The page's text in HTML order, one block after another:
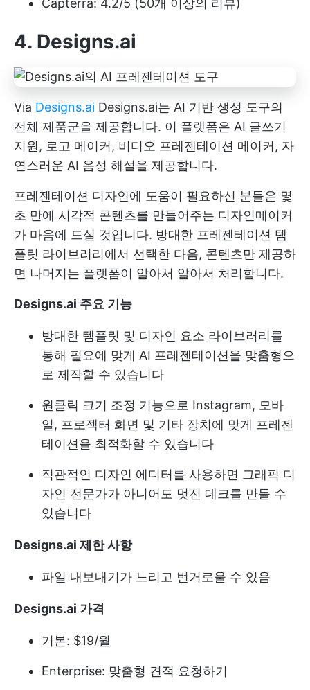
4. Designs.ai
Via Designs.ai Designs.ai는 AI 기반 생성 도구의
전체 제품군을 제공합니다. 이 플랫폼은 AI 글쓰기
지원, 로고 메이커, 비디오 프레젠테이션 메이커, 자
연스러운 AI 음성 해설을 제공합니다.
프레젠테이션 디자인에 도움이 필요하신 분들은 몇
초 만에 시각적 콘텐츠를 만들어주는 디자인메이커
가 마음에 드실 것입니다. 방대한 프레젠테이션 템
플릿 라이브러리에서 선택한 다음, 콘텐츠만 제공하
면 나머지는 플랫폼이 알아서 알아서 처리합니다.
Designs.ai 주요 기능
방대한 템플릿 및 디자인 요소 라이브러리를
통해 필요에 맞게 AI 프레젠테이션을 맞춤형으
로 제작할 수 있습니다
원클릭 크기 조정 기능으로 Instagram, 모바
일, 프로젝터 화면 및 기타 장치에 맞게 프레젠
테이션을 최적화할 수 있습니다
직관적인 디자인 에디터를 사용하면 그래픽 디
자인 전문가가 아니어도 멋진 데크를 만들 수
있습니다
Designs.ai 제한 사항
파일 내보내기가 느리고 번거로울 수 있음
Designs.ai 가격
기본: $19/월
Enterprise: 맞춤형 견적 요청하기